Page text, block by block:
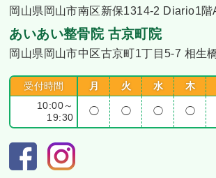
岡山県岡山市南区新保1314-2 Diario1階
あいあい整骨院 古京町院
岡山県岡山市中区古京町1丁目5-7 相生
受付時間 月 火 水 木
10:00～
19:30
◯ ◯ ◯ ◯